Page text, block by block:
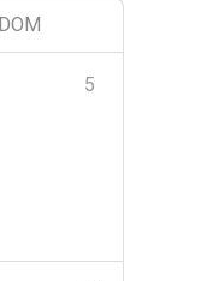
DOM
5